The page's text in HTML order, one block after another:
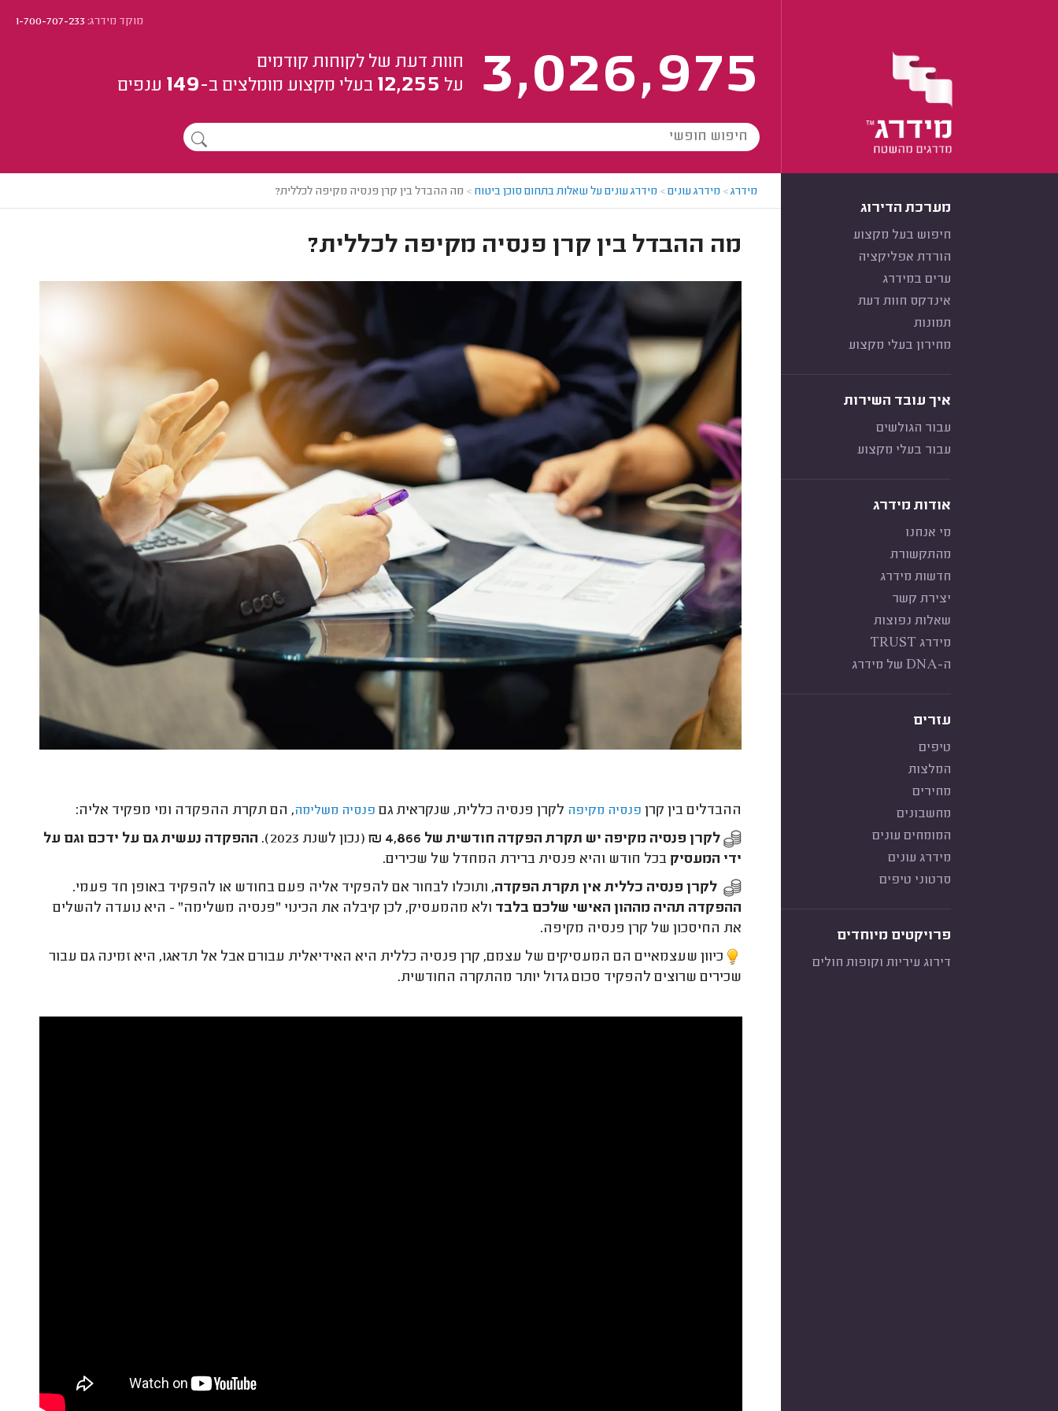
מוקד מידרג:1-700-707-233
3,026,975
חוות דעת של לקוחות קודמים
על 12,255 בעלי מקצוע מומלצים ב-149 ענפים
מערכת הדירוג
חיפוש בעל מקצוע
הורדת אפליקציה
ערים במידרג
אינדקס חוות דעת
תמונות
מחירון בעלי מקצוע
איך עובד השירות
עבור הגולשים
עבור בעלי מקצוע
אודות מידרג
מי אנחנו
מהתקשורת
חדשות מידרג
יצירת קשר
שאלות נפוצות
מידרג TRUST
ה-DNA של מידרג
עזרים
טיפים
המלצות
מחירים
מחשבונים
המומחים עונים
מידרג עונים
סרטוני טיפים
פרויקטים מיוחדים
דירוג עיריות וקופות חולים
מידרג> מידרג עונים> מידרג עונים על שאלות בתחום סוכן ביטוח > מה ההבדל בין קרן פנסיה מקיפה לכללית?
מה ההבדל בין קרן פנסיה מקיפה לכללית?
ההבדלים בין קרן פנסיה מקיפה לקרן פנסיה כללית, שנקראית גם פנסיה משלימה, הם תקרת ההפקדה ומי מפקיד אליה:
לקרן פנסיה מקיפה יש תקרת הפקדה חודשית של 4,866 ₪
(נכון לשנת 2023).
ההפקדה נעשית גם על ידכם וגם על
ידי המעסיק בכל חודש והיא פנסית ברירת המחדל של שכירים.
לקרן פנסיה כללית אין תקרת הפקדה, ותוכלו לבחור אם להפקיד אליה פעם בחודש או להפקיד באופן חד פעמי.
ההפקדה תהיה מההון האישי שלכם בלבד ולא מהמעסיק, לכן קיבלה את הכינוי "פנסיה משלימה" - היא נועדה להשלים
את החיסכון של קרן פנסיה מקיפה.
כיוון שעצמאיים הם המעסיקים של עצמם, קרן פנסיה כללית היא האידיאלית עבורם אבל אל תדאגו, היא זמינה גם עבור
שכירים שרוצים להפקיד סכום גדול יותר מהתקרה החודשית.